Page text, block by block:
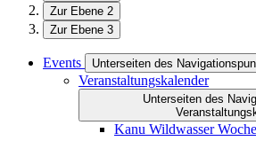
Zur Ebene 2
Zur Ebene 3
Events Unterseiten des
Veranstaltungskalender
Unterseiten des
Kanu Wildwasser